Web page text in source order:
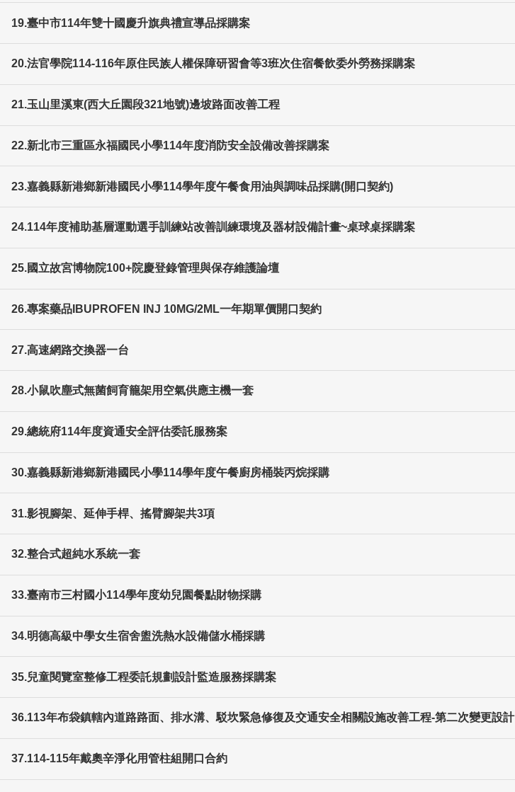
19.臺中市114年雙十國慶升旗典禮宣導品採購案
20.法官學院114-116年原住民族人權保障研習會等3班次住宿餐飲委外勞務採購案
21.玉山里溪東(西大丘園段321地號)邊坡路面改善工程
22.新北市三重區永福國民小學114年度消防安全設備改善採購案
23.嘉義縣新港鄉新港國民小學114學年度午餐食用油與調味品採購(開口契約)
24.114年度補助基層運動選手訓練站改善訓練環境及器材設備計畫~桌球桌採購案
25.國立故宮博物院100+院慶登錄管理與保存維護論壇
26.專案藥品IBUPROFEN INJ 10MG/2ML一年期單價開口契約
27.高速網路交換器一台
28.小鼠吹塵式無菌飼育籠架用空氣供應主機一套
29.總統府114年度資通安全評估委託服務案
30.嘉義縣新港鄉新港國民小學114學年度午餐廚房桶裝丙烷採購
31.影視腳架、延伸手桿、搖臂腳架共3項
32.整合式超純水系統一套
33.臺南市三村國小114學年度幼兒園餐點財物採購
34.明德高級中學女生宿舍盥洗熱水設備儲水桶採購
35.兒童閱覽室整修工程委託規劃設計監造服務採購案
36.113年布袋鎮轄內道路路面、排水溝、駁坎緊急修復及交通安全相關設施改善工程-第二次變更設計
37.114-115年戴奧辛淨化用管柱組開口合約